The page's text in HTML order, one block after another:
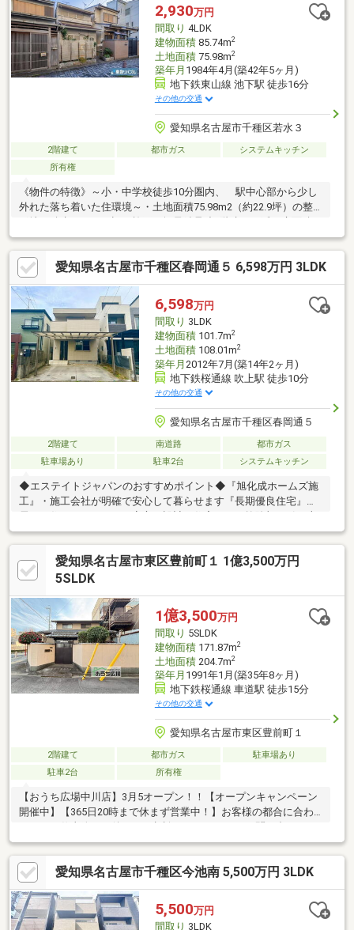
2,930万円
間取り 4LDK
建物面積85.74m2
土地面積75.98m2
築年月 1984年4月(築42年5ヶ月)
地下鉄東山線 池下駅 徒歩16分
その他の交通
愛知県名古屋市千種区若水３
2階建て 都市ガス
システムキッチン
所有権
《物件の特徴》～小・中学校徒歩10分圏内、 駅中心部から少し
外れた落ち着いた住環境～・土地面積75.98m2（約22.9坪）の整
85.74m2・北側約7.9m公道に約4.5m接道・建ぺい率60%、容積率
200%◆リフォーム提案も可能です。 ご要望に合わせたプランの
作成が可能です。◆◆土地としてもご検討いただけま
す。 建物プランも用意可能です◆《アクセス》・地
下鉄東山線【池下駅】まで徒歩16分・地下鉄東山線・桜通線【今
池駅】まで徒歩19分
愛知県名古屋市千種区春岡通５ 6,598万円 3LDK
6,598万円
間取り 3LDK
建物面積101.7m2
土地面積108.01m2
築年月 2012年7月(築14年2ヶ月)
地下鉄桜通線 吹上駅 徒歩10分
その他の交通
愛知県名古屋市千種区春岡通５
2階建て 南道路
都市ガス
駐車場あり
駐車2台 システムキッチン
◆エステイトジャパンのおすすめポイント◆『旭化成ホームズ施
工』・施工会社が明確で安心して暮らせます『長期優良住宅』・
長くお住まいになっても安心の設計・住宅ローン控除額の引き上
げなど様々なメリットがあります『2026年1月リフォーム済
み』・キッチン・バス・トイレなど水回りはすべて新品交換済
み・フローリング・クロス・建具も一新
愛知県名古屋市東区豊前町１ 1億3,500万円
5SLDK
1億3,500万円
間取り 5SLDK
建物面積171.87m2
土地面積204.7m2
築年月 1991年1月(築35年8ヶ月)
地下鉄桜通線 車道駅 徒歩15分
その他の交通
愛知県名古屋市東区豊前町１
2階建て 都市ガス
駐車場あり
駐車2台
所有権
【おうち広場中川店】3月5オープン！！【オープンキャンペーン
開催中】【365日20時まで休まず営業中！】お客様の都合に合わ
見学予約ボタンをポチッ！＼ファミリー世帯向けの間取り／◎リ
ビングを見渡せる家族との会話が弾む対面キッチン◎広いリビン
グではご家族様全員でくつろぐゆとり◎約7.5帖の主寝室には収納
豊富なWIC完備♪＼暮らしやすい充実な仕様／◎土地坪はなんと約
61坪以上！角地◎ゆとりがありすぎる5SLDK！◎カースペース並
列2台駐車可能♪◎小学校10分圏内・お買い物施設10分圏内と暮ら
愛知県名古屋市千種区今池南 5,500万円 3LDK
5,500万円
間取り 3LDK